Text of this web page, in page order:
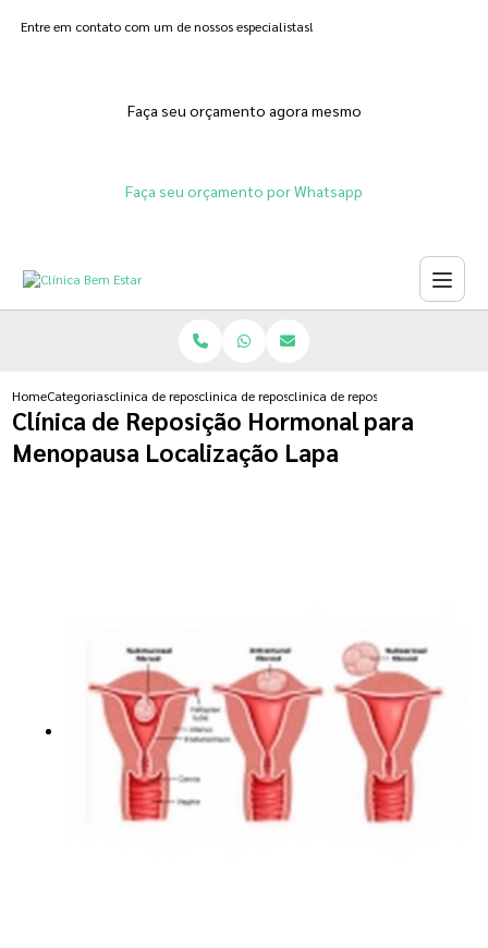
Entre em contato com um de nossos especialistas!
Faça seu orçamento agora mesmo
Faça seu orçamento por Whatsapp
HomeCategoriasclinica de reposicao hormonalclinica de reposicao hormonal menopausa
clinica de reposicao hormonal
Clínica de Reposição Hormonal para
Menopausa Localização Lapa